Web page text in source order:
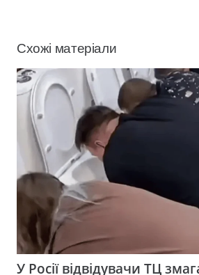
Схожі матеріали
У Росії відвідувачи ТЦ